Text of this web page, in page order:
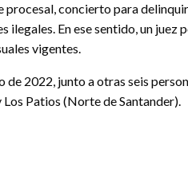
concierto para
En ese sentido, un juez
vigentes.
2022, junto a otras seis
Patios (Norte de Santander).